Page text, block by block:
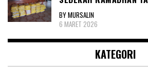
BY MURSALIN
6 MARET 2026
KATEGORI